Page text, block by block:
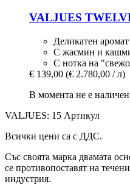
VALJUES
Деликатен аромат
С жасмин и
С нотка на
€ 139,00 (€ 2.780,00 / л)
В момента не е наличен
VALJUES: 15 Артикул
Всички цени са с ДДС.
Със своята марка двамата
се противопоставят на
индустрия.